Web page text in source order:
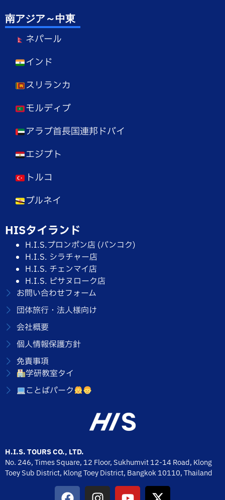
南アジア～中東
ネパール
インド
スリランカ
モルディブ
アラブ首長国連邦ドバイ
エジプト
トルコ
ブルネイ
HISタイランド
H.I.S.プロンポン店 (バンコク)
H.I.S. シラチャー店
H.I.S. チェンマイ店
H.I.S. ピサヌローク店
お問い合わせフォーム
団体旅行・法人様向け
会社概要
個人情報保護方針
免責事項
学研教室タイ
ことばパーク
H.I.S. TOURS CO., LTD.
No. 246, Times Square, 12 Floor, Sukhumvit 12-14 Road, Klong
Toey Sub District, Klong Toey District, Bangkok 10110,Thailand